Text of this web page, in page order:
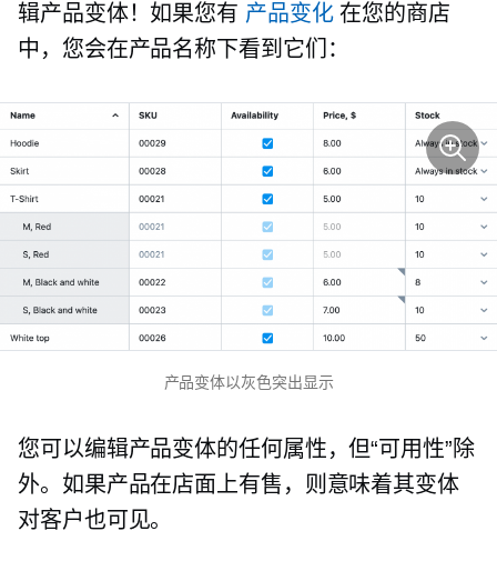
辑产品变体！如果您有 产品变化在您的商店
中，您会在产品名称下看到它们：
产品变体以灰色突出显示
您可以编辑产品变体的任何属性，但“可用性”除
外。如果产品在店面上有售，则意味着其变体
对客户也可见。